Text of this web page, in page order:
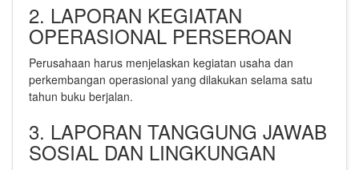
2. LAPORAN KEGIATAN
OPERASIONAL PERSEROAN
Perusahaan harus menjelaskan kegiatan usaha dan
perkembangan operasional yang dilakukan selama satu
tahun buku berjalan.
3. LAPORAN TANGGUNG JAWAB
SOSIAL DAN LINGKUNGAN